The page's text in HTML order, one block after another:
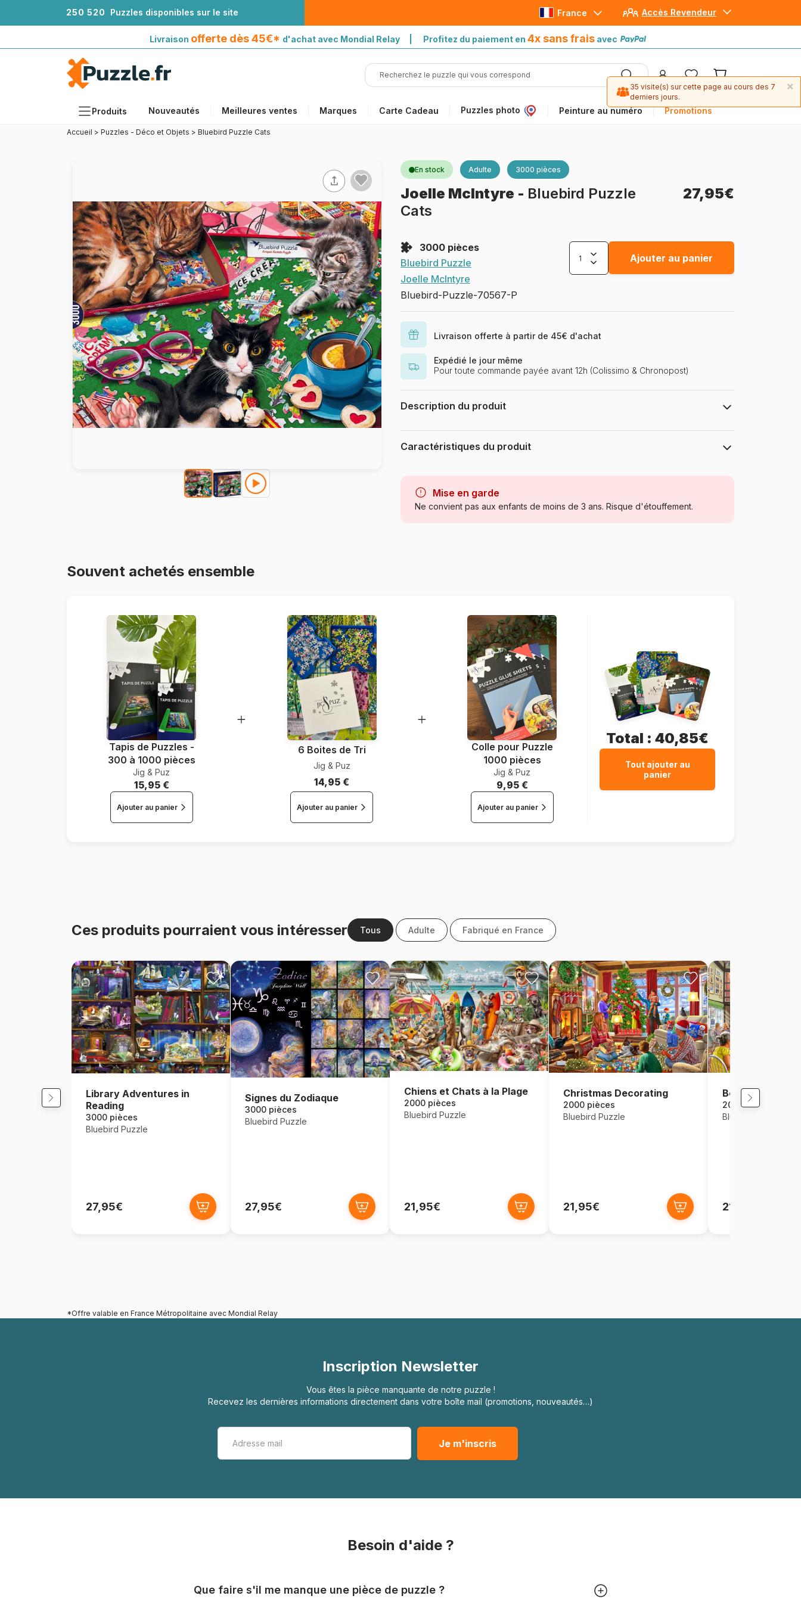
250 520 Puzzles disponibles sur le site Accès Revendeur
France
Livraison offerte dès 45€* d'achat avec Mondial Relay | Profitez du paiement en 4x sans frais avec
Produits Nouveautés Meilleures ventes Marques Carte Cadeau Puzzles photo Peinture au numéro Promotions
Âges
Artistes
Accessoires
Puzzles en bois
Peinture au numéro
avec Mondial Relay
avec Paypal
Accueil > Puzzles - Déco et Objets > Bluebird Puzzle Cats
En stock Adulte 3000 pièces
Joelle McIntyre - Bluebird Puzzle
Cats
27,95€
3000 pièces
Bluebird Puzzle
Joelle McIntyre
Bluebird-Puzzle-70567-P
Ajouter au panier
Livraison offerte à partir de 45€ d'achat
Expédié le jour même
Pour toute commande payée avant 12h (Colissimo & Chronopost)
Description du produit
Joelle McIntyre, Licensed by Blue Sky Art & Design
Caractéristiques du produit
Catégorie
Age
Puzzle pour Adultes (500 à 48.000
Mise en garde
Ne convient pas aux enfants de moins de 3 ans. Risque d'étouffement.
Souvent achetés ensemble
Tapis de Puzzles -
300 à 1000 pièces
Jig & Puz
15,95 €
Ajouter au panier
6 Boites de Tri
Jig & Puz
14,95 €
Ajouter au panier
Colle pour Puzzle
1000 pièces
Jig & Puz
9,95 €
Ajouter au panier
Total : 40,85€
Tout ajouter au
panier
Ces produits pourraient vous intéresser Tous Adulte Fabriqué en France
Library Adventures in
Reading
3000 pièces
Bluebird Puzzle
27,95€
Signes du Zodiaque
3000 pièces
Bluebird Puzzle
27,95€
Chiens et Chats à la Plage
2000 pièces
Bluebird Puzzle
21,95€
Christmas Decorating
2000 pièces
Bluebird Puzzle
21,95€
Bookshop
2000 pièces
Bluebird Puzzle
21,95€
*Offre valable en France Métropolitaine avec Mondial Relay
Inscription Newsletter
Vous êtes la pièce manquante de notre puzzle !
Recevez les dernières informations directement dans votre boîte mail (promotions, nouveautés…)
Besoin d'aide ?
Que faire s'il me manque une pièce de puzzle ?
×
35 visite(s) sur cette page au cours des 7
derniers jours.